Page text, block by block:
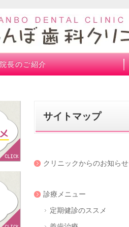
院長のご紹介
サイトマップ
クリニックからのお知らせ
診療メニュー
定期健診のススメ